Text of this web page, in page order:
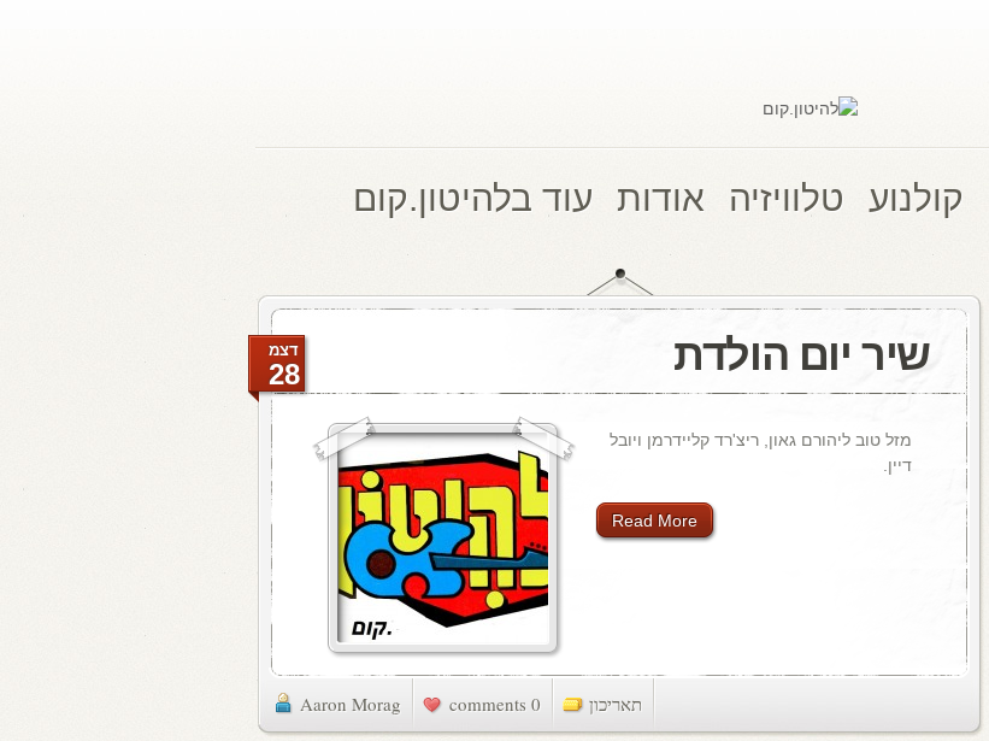
קולנוע טלוויזיה אודות עוד בלהיטון.קום
שיר יום הולדת דצמ
28
מזל טוב ליהורם גאון, ריצ'רד קליידרמן ויובל
דיין.
Read More
Aaron Morag 0 comments תאריכון